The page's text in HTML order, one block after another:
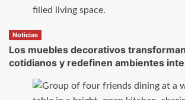
Noticias
Los muebles decorativos
cotidianos y redefinen ambientes